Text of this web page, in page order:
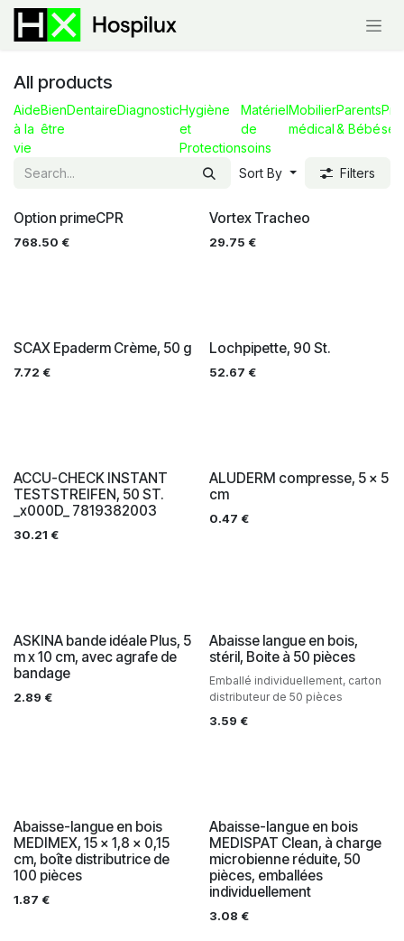
Skip to Content
All products
Aide
à la
vie
Bien
être
DentaireDiagnosticHygiène
et
Protection
Matériel
de
soins
Mobilier
médical
Parents
& Bébé
Sort By Filters
Option primeCPR
768.50 €
Vortex Tracheo
29.75 €
SCAX Epaderm Crème, 50 g
7.72 €
Lochpipette, 90 St.
52.67 €
ACCU-CHECK INSTANT
TESTSTREIFEN, 50 ST.
_x000D_ 7819382003
30.21 €
ALUDERM compresse, 5 x 5
cm
0.47 €
ASKINA bande idéale Plus, 5
m x 10 cm, avec agrafe de
bandage
2.89 €
Abaisse langue en bois,
stéril, Boite à 50 pièces
Emballé individuellement, carton
distributeur de 50 pièces
3.59 €
Abaisse-langue en bois
MEDIMEX, 15 x 1,8 x 0,15
cm, boîte distributrice de
100 pièces
1.87 €
Abaisse-langue en bois
MEDISPAT Clean, à charge
microbienne réduite, 50
pièces, emballées
individuellement
3.08 €